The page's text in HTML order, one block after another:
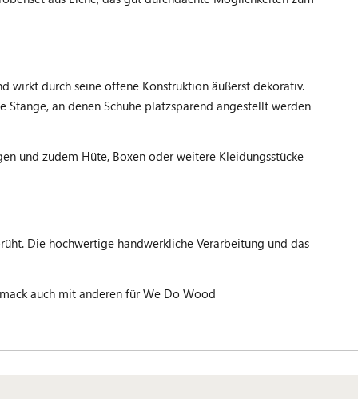
wirkt durch seine offene Konstruktion äußerst dekorativ.
an denen Schuhe platzsparend angestellt werden
und zudem Hüte, Boxen oder weitere Kleidungsstücke
Die hochwertige handwerkliche Verarbeitung und das
auch mit anderen für We Do Wood